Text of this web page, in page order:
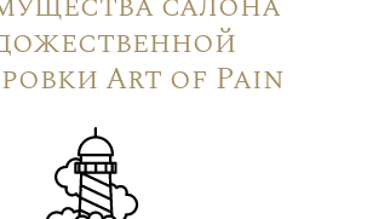
Art of Pain